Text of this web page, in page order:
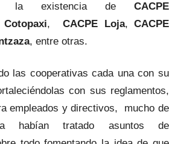
la existencia de CACPE
Cotopaxi,CACPE Loja,CACPE
, entre otras.
las cooperativas cada una con su
con sus reglamentos,
empleados y directivos, mucho de
habían tratado asuntos de